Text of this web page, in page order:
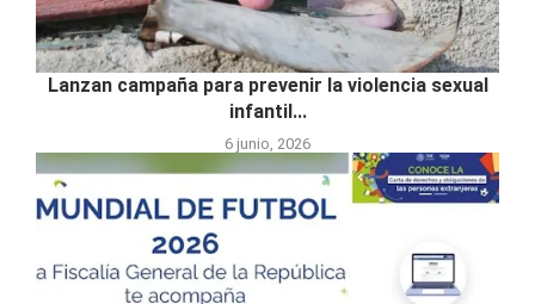
Lanzan campaña para prevenir la violencia sexual
infantil...
6 junio, 2026